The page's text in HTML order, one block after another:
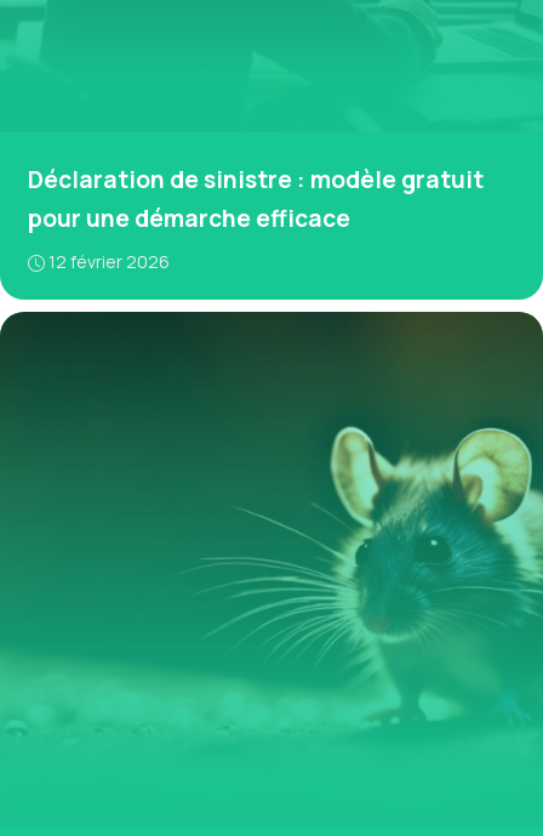
Déclaration de sinistre : modèle gratuit
pour une démarche efficace
12 février 2026